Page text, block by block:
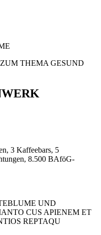
THEMA GESUND
3 Kaffeebars, 5
8.500 BAföG-
UND
CUS APIENEM ET
REPTAQU